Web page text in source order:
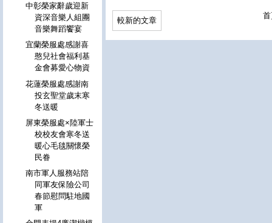
較新的文章
中彰榮家辭歲迎新
資深音樂人組團
音樂舞蹈饗宴
宜蘭榮服處感謝喜
憨兒社會福利基
金會募愛心物資
花蓮榮服處感謝南
投玄聖堂歲末寒
冬送暖
屏東榮服處×陸軍士
校校友會寒冬送
暖心毛毯關懷榮
民眷
南市軍人服務站陪
同軍友保險公司
春節慰問駐地國
軍